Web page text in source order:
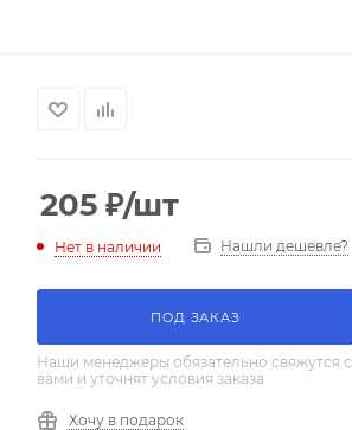
205 ₽/шт
Нет в наличии Нашли дешевле?
ПОД ЗАКАЗ
Наши менеджеры обязательно свяжутся с
вами и уточнят условия заказа
Хочу в подарок